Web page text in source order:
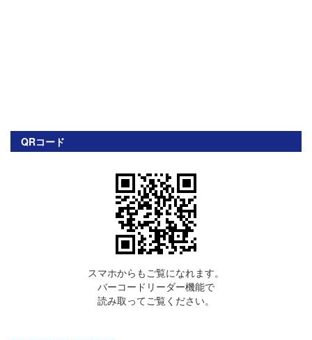
QRコード
スマホからもご覧になれます。
バーコードリーダー機能で
読み取ってご覧ください。